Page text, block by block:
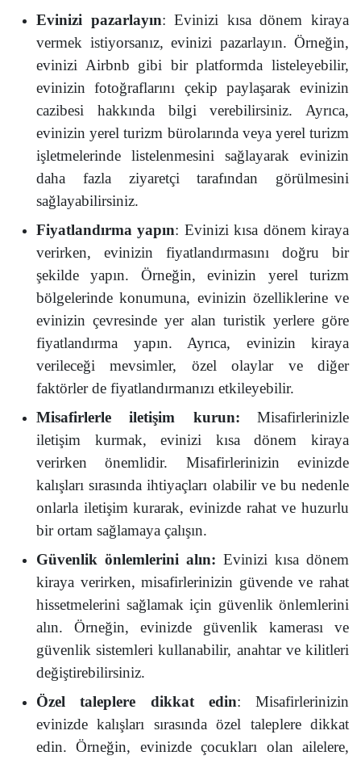
Evinizi pazarlayın: Evinizi kısa dönem kiraya
vermek istiyorsanız, evinizi pazarlayın. Örneğin,
evinizi Airbnb gibi bir platformda listeleyebilir,
evinizin fotoğraflarını çekip paylaşarak evinizin
cazibesi hakkında bilgi verebilirsiniz. Ayrıca,
evinizin yerel turizm bürolarında veya yerel turizm
işletmelerinde listelenmesini sağlayarak evinizin
daha fazla ziyaretçi tarafından görülmesini
sağlayabilirsiniz.
Fiyatlandırma yapın: Evinizi kısa dönem kiraya
verirken, evinizin fiyatlandırmasını doğru bir
şekilde yapın. Örneğin, evinizin yerel turizm
bölgelerinde konumuna, evinizin özelliklerine ve
evinizin çevresinde yer alan turistik yerlere göre
fiyatlandırma yapın. Ayrıca, evinizin kiraya
verileceği mevsimler, özel olaylar ve diğer
faktörler de fiyatlandırmanızı etkileyebilir.
Misafirlerle iletişim kurun:
Misafirlerinizle
iletişim kurmak, evinizi kısa dönem kiraya
verirken önemlidir. Misafirlerinizin evinizde
kalışları sırasında ihtiyaçları olabilir ve bu nedenle
onlarla iletişim kurarak, evinizde rahat ve huzurlu
bir ortam sağlamaya çalışın.
Güvenlik önlemlerini alın: Evinizi kısa dönem
kiraya verirken, misafirlerinizin güvende ve rahat
hissetmelerini sağlamak için güvenlik önlemlerini
alın. Örneğin, evinizde güvenlik kamerası ve
güvenlik sistemleri kullanabilir, anahtar ve kilitleri
değiştirebilirsiniz.
Özel taleplere dikkat edin: Misafirlerinizin
evinizde kalışları sırasında özel taleplere dikkat
edin. Örneğin, evinizde çocukları olan ailelere,